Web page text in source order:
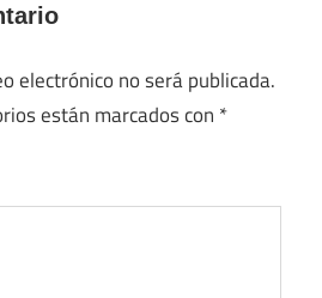
electrónico no será publicada.
están marcados con *